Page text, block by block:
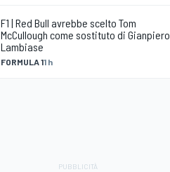
FORMULA 11 h
F1 | Red Bull avrebbe scelto Tom
McCullough come sostituto di Gianpiero
Lambiase